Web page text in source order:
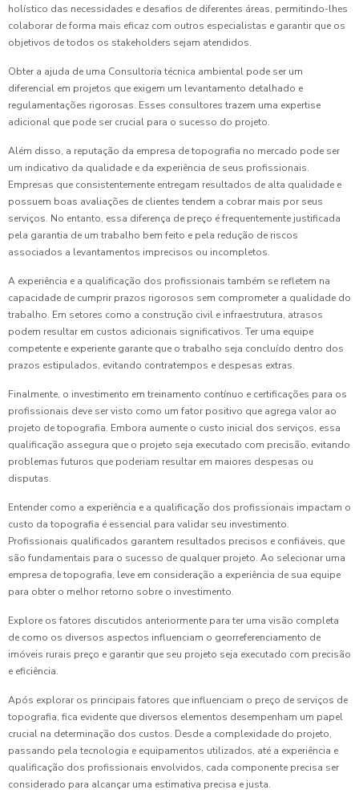
holístico das necessidades e desafios de diferentes áreas, permitindo-lhes
colaborar de forma mais eficaz com outros especialistas e garantir que os
objetivos de todos os stakeholders sejam atendidos.
Obter a ajuda de uma Consultoria técnica ambiental pode ser um
diferencial em projetos que exigem um levantamento detalhado e
regulamentações rigorosas. Esses consultores trazem uma expertise
adicional que pode ser crucial para o sucesso do projeto.
Além disso, a reputação da empresa de topografia no mercado pode ser
um indicativo da qualidade e da experiência de seus profissionais.
Empresas que consistentemente entregam resultados de alta qualidade e
possuem boas avaliações de clientes tendem a cobrar mais por seus
serviços. No entanto, essa diferença de preço é frequentemente justificada
pela garantia de um trabalho bem feito e pela redução de riscos
associados a levantamentos imprecisos ou incompletos.
A experiência e a qualificação dos profissionais também se refletem na
capacidade de cumprir prazos rigorosos sem comprometer a qualidade do
trabalho. Em setores como a construção civil e infraestrutura, atrasos
podem resultar em custos adicionais significativos. Ter uma equipe
competente e experiente garante que o trabalho seja concluído dentro dos
prazos estipulados, evitando contratempos e despesas extras.
Finalmente, o investimento em treinamento contínuo e certificações para os
profissionais deve ser visto como um fator positivo que agrega valor ao
projeto de topografia. Embora aumente o custo inicial dos serviços, essa
qualificação assegura que o projeto seja executado com precisão, evitando
problemas futuros que poderiam resultar em maiores despesas ou
disputas.
Entender como a experiência e a qualificação dos profissionais impactam o
custo da topografia é essencial para validar seu investimento.
Profissionais qualificados garantem resultados precisos e confiáveis, que
são fundamentais para o sucesso de qualquer projeto. Ao selecionar uma
empresa de topografia, leve em consideração a experiência de sua equipe
para obter o melhor retorno sobre o investimento.
Explore os fatores discutidos anteriormente para ter uma visão completa
de como os diversos aspectos influenciam o georreferenciamento de
imóveis rurais preço e garantir que seu projeto seja executado com precisão
e eficiência.
Após explorar os principais fatores que influenciam o preço de serviços de
topografia, fica evidente que diversos elementos desempenham um papel
crucial na determinação dos custos. Desde a complexidade do projeto,
passando pela tecnologia e equipamentos utilizados, até a experiência e
qualificação dos profissionais envolvidos, cada componente precisa ser
considerado para alcançar uma estimativa precisa e justa.